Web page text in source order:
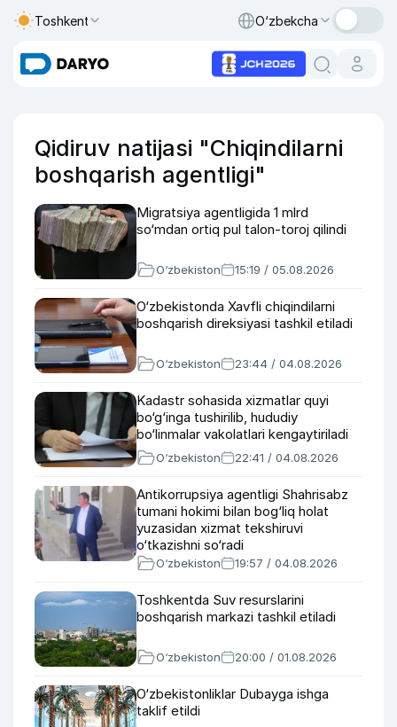
Toshkent O‘zbekcha
Qidiruv natijasi "Chiqindilarni
boshqarish agentligi"
Migratsiya agentligida 1 mlrd
so‘mdan ortiq pul talon-toroj qilindi
O‘zbekiston 15:19 / 05.08.2026
O‘zbekistonda Xavfli chiqindilarni
boshqarish direksiyasi tashkil etiladi
O‘zbekiston 23:44 / 04.08.2026
Kadastr sohasida xizmatlar quyi
bo‘g‘inga tushirilib, hududiy
bo‘linmalar vakolatlari kengaytiriladi
O‘zbekiston 22:41 / 04.08.2026
Antikorrupsiya agentligi Shahrisabz
tumani hokimi bilan bog‘liq holat
yuzasidan xizmat tekshiruvi
o‘tkazishni so‘radi
O‘zbekiston 19:57 / 04.08.2026
Toshkentda Suv resurslarini
boshqarish markazi tashkil etiladi
O‘zbekiston 20:00 / 01.08.2026
O‘zbekistonliklar Dubayga ishga
taklif etildi